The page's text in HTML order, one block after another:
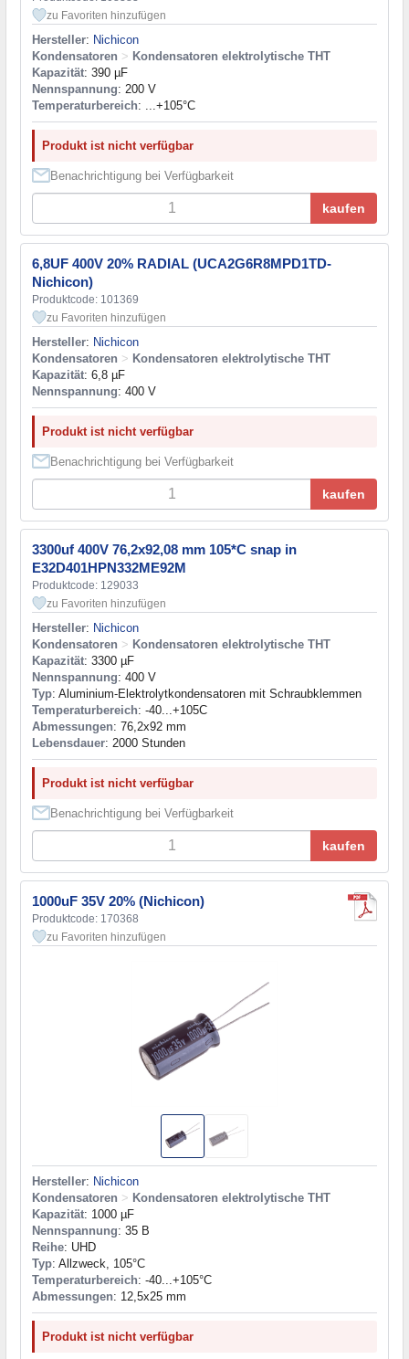
zu Favoriten hinzufügen
Hersteller: Nichicon
Kondensatoren > Kondensatoren elektrolytische THT
Kapazität: 390 µF
Nennspannung: 200 V
Temperaturbereich: ...+105°C
Produkt ist nicht verfügbar
Benachrichtigung bei Verfügbarkeit
kaufen
6,8UF 400V 20% RADIAL (UCA2G6R8MPD1TD-
Nichicon)
Produktcode: 101369
zu Favoriten hinzufügen
Hersteller: Nichicon
Kondensatoren > Kondensatoren elektrolytische THT
Kapazität: 6,8 µF
Nennspannung: 400 V
Produkt ist nicht verfügbar
Benachrichtigung bei Verfügbarkeit
kaufen
3300uf 400V 76,2x92,08 mm 105*C snap in
E32D401HPN332ME92M
Produktcode: 129033
zu Favoriten hinzufügen
Hersteller: Nichicon
Kondensatoren > Kondensatoren elektrolytische THT
Kapazität: 3300 µF
Nennspannung: 400 V
Typ: Aluminium-Elektrolytkondensatoren mit Schraubklemmen
Temperaturbereich: -40...+105C
Abmessungen: 76,2x92 mm
Lebensdauer: 2000 Stunden
Produkt ist nicht verfügbar
Benachrichtigung bei Verfügbarkeit
kaufen
1000uF 35V 20% (Nichicon)
Produktcode: 170368
zu Favoriten hinzufügen
Hersteller: Nichicon
Kondensatoren > Kondensatoren elektrolytische THT
Kapazität: 1000 µF
Nennspannung: 35 В
Reihe: UHD
Typ: Allzweck, 105°C
Temperaturbereich: -40...+105°C
Abmessungen: 12,5x25 mm
Produkt ist nicht verfügbar